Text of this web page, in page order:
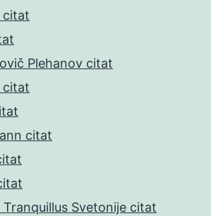
citat
Plehanov citat
citat
citat
Tranquillus Svetonije citat